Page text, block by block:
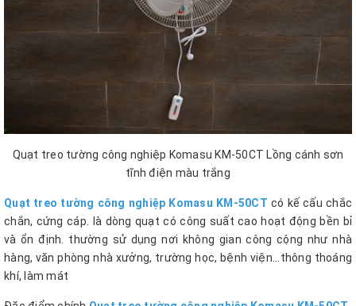
Quạt treo tường công nghiệp Komasu KM-50CT Lồng cánh sơn
tĩnh điện màu trắng
Quạt treo tường công nghiệp Komasu KM-50CT có kế cấu chắc
chắn, cứng cáp. là dòng quạt có công suất cao hoạt động bền bỉ
và ổn định. thường sử dụng nơi không gian công cộng như nhà
hàng, văn phòng nhà xưởng, trường học, bệnh viện...thông thoáng
khí, làm mát